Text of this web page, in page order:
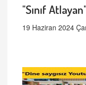
"Sınıf
19 Haziran 2024